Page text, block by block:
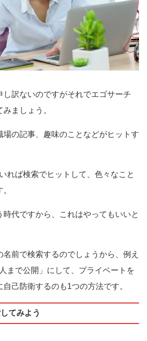
し訳ないのですがそれでエゴサーチ
みましょう。
場の記事、趣味のことなどがヒットす
れば検索でヒットして、色々なこと
時代ですから、これはやってもいいと
前で検索するのでしょうから、例え
まで公開」にして、プライベートを
己防衛するのも1つの方法です。
てみよう